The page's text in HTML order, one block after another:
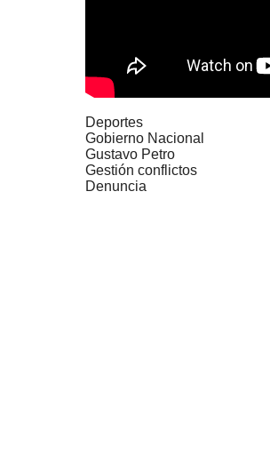
Deportes
Gobierno Nacional
Gustavo Petro
Gestión conflictos
Denuncia